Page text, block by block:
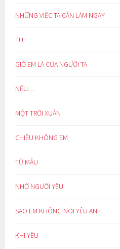
NHỮNG VIỆC TA CẦN LÀM NGAY
TU
GIỜ EM LÀ CỦA NGƯỜI TA
NẾU…
MỘT TRỜI XUÂN
CHIỀU KHÔNG EM
TỪ MẪU
NHỚ NGƯỜI YÊU
SAO EM KHÔNG NÓI YÊU ANH
KHI YÊU